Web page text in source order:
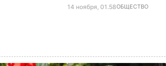
14 ноября, 01.58ОБЩЕСТВО